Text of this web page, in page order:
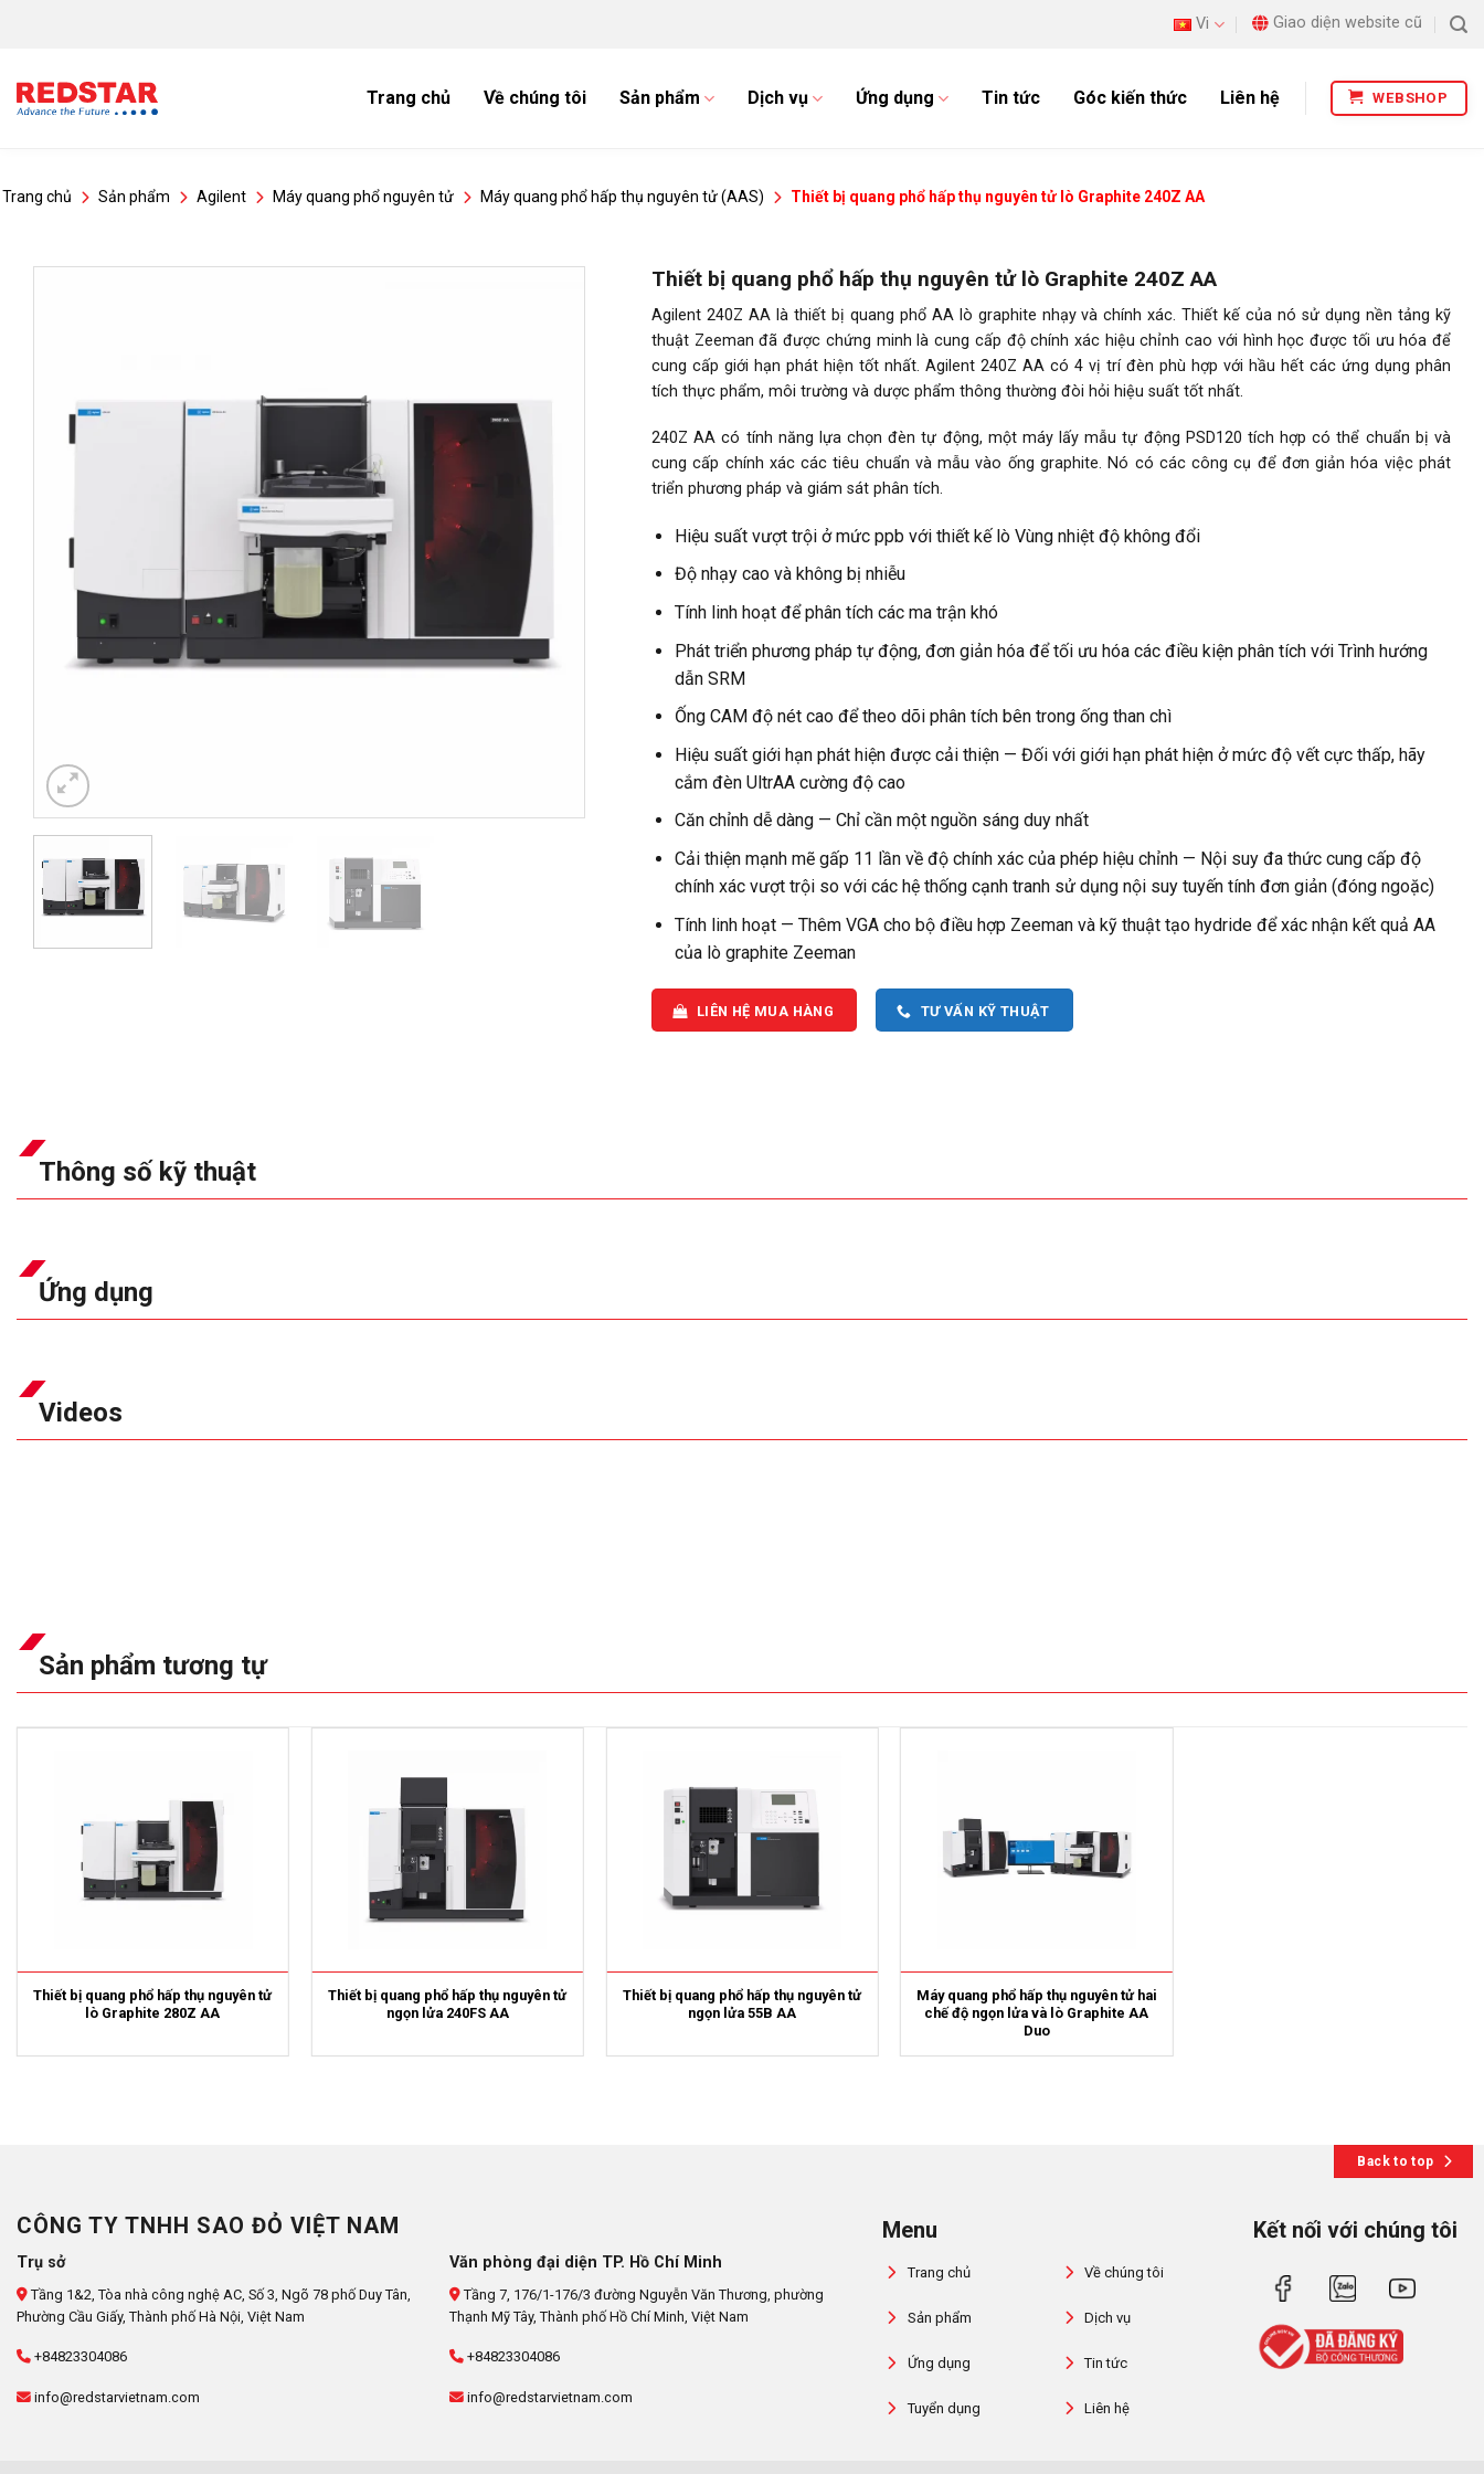
dung
Vi Giao diện website cũ
Trang chủ Về chúng tôi Sản phẩm Dịch vụ Ứng dụng Tin tức Góc kiến thức Liên hệ WEBSHOP
Trang chủ Sản phẩm Agilent Máy quang phổ nguyên tử Máy quang phổ hấp thụ nguyên tử (AAS) Thiết bị quang phổ hấp thụ nguyên tử lò Graphite 240Z AA
Thiết bị quang phổ hấp thụ nguyên tử lò Graphite 240Z AA
Agilent 240Z AA là thiết bị quang phổ AA lò graphite nhạy và chính xác. Thiết kế của nó sử dụng nền tảng kỹ
thuật Zeeman đã được chứng minh là cung cấp độ chính xác hiệu chỉnh cao với hình học được tối ưu hóa để
cung cấp giới hạn phát hiện tốt nhất. Agilent 240Z AA có 4 vị trí đèn phù hợp với hầu hết các ứng dụng phân
tích thực phẩm, môi trường và dược phẩm thông thường đòi hỏi hiệu suất tốt nhất.
240Z AA có tính năng lựa chọn đèn tự động, một máy lấy mẫu tự động PSD120 tích hợp có thể chuẩn bị và
cung cấp chính xác các tiêu chuẩn và mẫu vào ống graphite. Nó có các công cụ để đơn giản hóa việc phát
triển phương pháp và giám sát phân tích.
Hiệu suất vượt trội ở mức ppb với thiết kế lò Vùng nhiệt độ không đổi
Độ nhạy cao và không bị nhiễu
Tính linh hoạt để phân tích các ma trận khó
Phát triển phương pháp tự động, đơn giản hóa để tối ưu hóa các điều kiện phân tích với Trình hướng
dẫn SRM
Ống CAM độ nét cao để theo dõi phân tích bên trong ống than chì
Hiệu suất giới hạn phát hiện được cải thiện — Đối với giới hạn phát hiện ở mức độ vết cực thấp, hãy
cắm đèn UltrAA cường độ cao
Căn chỉnh dễ dàng — Chỉ cần một nguồn sáng duy nhất
Cải thiện mạnh mẽ gấp 11 lần về độ chính xác của phép hiệu chỉnh — Nội suy đa thức cung cấp độ
chính xác vượt trội so với các hệ thống cạnh tranh sử dụng nội suy tuyến tính đơn giản (đóng ngoặc)
Tính linh hoạt — Thêm VGA cho bộ điều hợp Zeeman và kỹ thuật tạo hydride để xác nhận kết quả AA
của lò graphite Zeeman
LIÊN HỆ MUA HÀNG TƯ VẤN KỸ THUẬT
Thông số kỹ thuật
Ứng dụng
Videos
Sản phẩm tương tự
Thiết bị quang phổ hấp thụ nguyên tử
lò Graphite 280Z AA
Thiết bị quang phổ hấp thụ nguyên tử
ngọn lửa 240FS AA
Thiết bị quang phổ hấp thụ nguyên tử
ngọn lửa 55B AA
Máy quang phổ hấp thụ nguyên tử hai
chế độ ngọn lửa và lò Graphite AA
Duo
Back to top
CÔNG TY TNHH SAO ĐỎ VIỆT NAM
Trụ sở
Tầng 1&2, Tòa nhà công nghệ AC, Số 3, Ngõ 78 phố Duy Tân,
Phường Cầu Giấy, Thành phố Hà Nội, Việt Nam
+84823304086
info@redstarvietnam.com
Văn phòng đại diện TP. Hồ Chí Minh
Tầng 7, 176/1-176/3 đường Nguyễn Văn Thương, phường
Thạnh Mỹ Tây, Thành phố Hồ Chí Minh, Việt Nam
+84823304086
info@redstarvietnam.com
Menu
Trang chủ Về chúng tôi
Sản phẩm Dịch vụ
Ứng dụng Tin tức
Tuyển dụng Liên hệ
Kết nối với chúng tôi